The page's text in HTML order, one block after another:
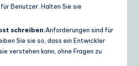
Benutzer. Halten Sie sie
schreiben:Anforderungen sind für
Sie sie so, dass ein Entwickler
verstehen kann, ohne Fragen zu